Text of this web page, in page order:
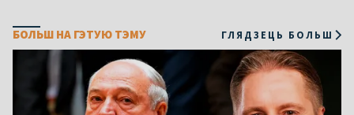
БОЛЬШ НА ГЭТУЮ ТЭМУ ГЛЯДЗЕЦЬ БОЛЬШ